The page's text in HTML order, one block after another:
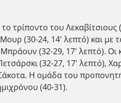
τρίποντο του Λεκαβίτσιους
(30-24, 14' λεπτό) και με
(32-29, 17' λεπτό). Οι
(32-27, 17' λεπτό),
Η ομάδα του
(40-31).